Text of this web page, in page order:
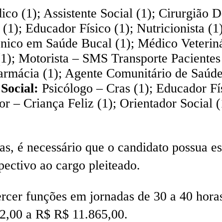
(1); Assistente Social (1); Cirurgião
Educador Físico (1); Nutricionista
em Saúde Bucal (1); Médico
Motorista – SMS Transporte
(1); Agente Comunitário de
Psicólogo – Cras (1); Educador
– Criança Feliz (1); Orientador
é necessário que o candidato possua
ao cargo pleiteado.
funções em jornadas de 30 a 40
a R$ R$ 11.865,00.